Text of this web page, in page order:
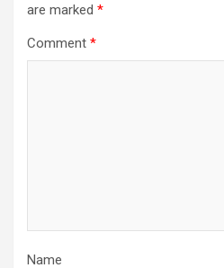
are marked *
Comment *
Name